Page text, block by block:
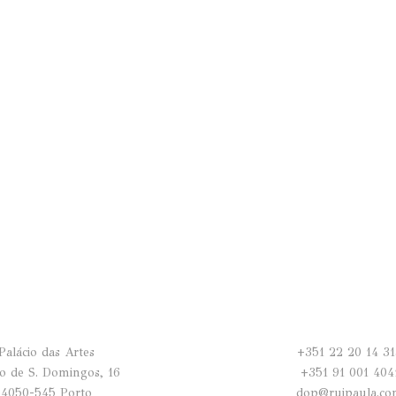
das Artes
de S. Domingos, 16
4050-545 Porto
+351 22 20 14
+351 91 001